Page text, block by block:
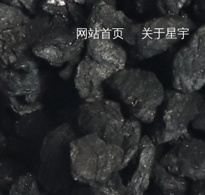
网站首页 关于星宇